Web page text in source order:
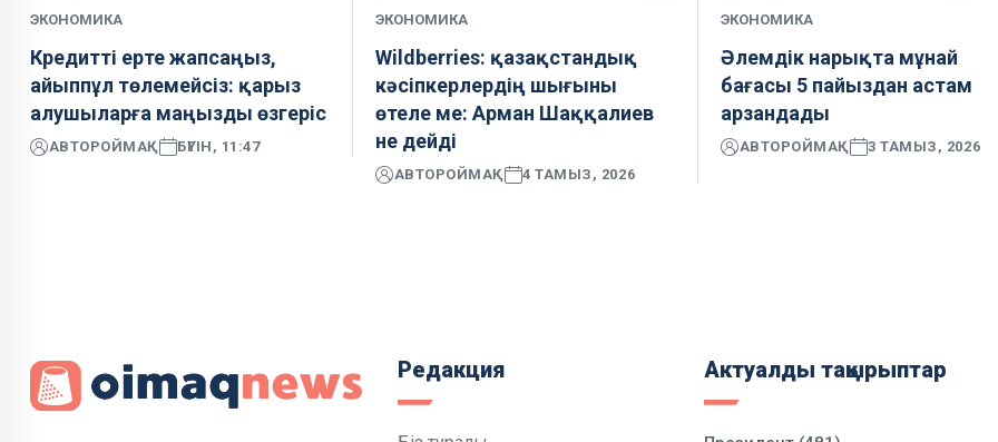
ЭКОНОМИКА
Кредитті ерте жапсаңыз,
айыппұл төлемейсіз: қарыз
алушыларға маңызды өзгеріс
АВТОРОЙМАҚ БҮГІН, 11:47
ЭКОНОМИКА
Wildberries: қазақстандық
кәсіпкерлердің шығыны
өтеле ме: Арман Шаққалиев
не дейді
АВТОРОЙМАҚ 4 ТАМЫЗ, 2026
ЭКОНОМИКА
Әлемдік нарықта мұнай
бағасы 5 пайыздан астам
арзандады
АВТОРОЙМАҚ 3 ТАМЫЗ, 2026
Редакция Актуалды тақырыптар